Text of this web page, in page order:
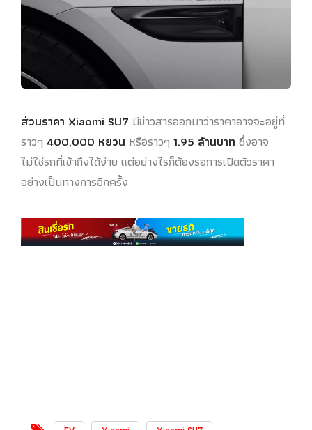
ส่วนราคา Xiaomi SU7 มีข่าวสารออกมาว่าราคาอาจจะอยู่ที่
ราวๆ 400,000 หยวน หรือราวๆ 1.95 ล้านบาท ซึ่งอาจ
ไม่ใช่รถที่เข้าถึงได้ง่าย แต่อย่างไรก็ต้องรอการเปิดตัวราคา
อย่างเป็นทางการอีกครั้ง